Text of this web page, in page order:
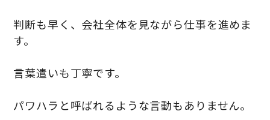
判断も早く、会社全体を見ながら仕事を進めま
す。
言葉遣いも丁寧です。
パワハラと呼ばれるような言動もありません。